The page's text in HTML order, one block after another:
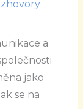
a
jako
se na